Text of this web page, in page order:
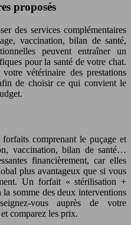
proposés
des services complémentaires
vaccination, bilan de santé,
peuvent entraîner un
pour la santé de votre chat.
vétérinaire des prestations
de choisir ce qui convient le
comprenant le puçage et
vaccination, bilan de santé…
financièrement, car elles
plus avantageux que si vous
Un forfait « stérilisation +
somme des deux interventions
vous auprès de votre
comparez les prix.